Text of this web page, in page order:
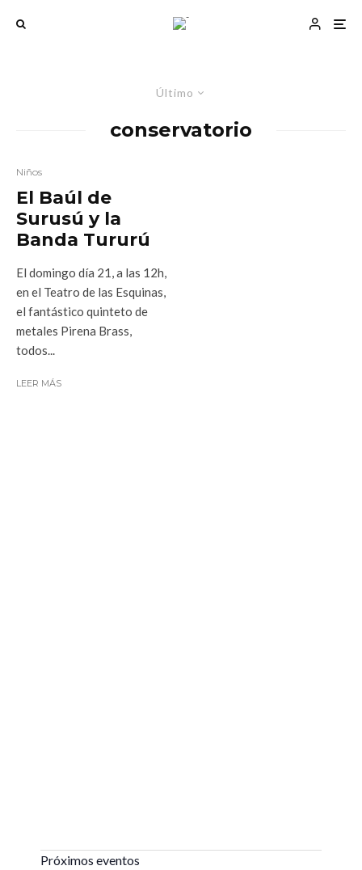
Último
conservatorio
Niños
El Baúl de
Surusú y la
Banda Tururú
El domingo día 21, a las 12h,
en el Teatro de las Esquinas,
el fantástico quinteto de
metales Pirena Brass,
todos...
LEER MÁS
Próximos eventos